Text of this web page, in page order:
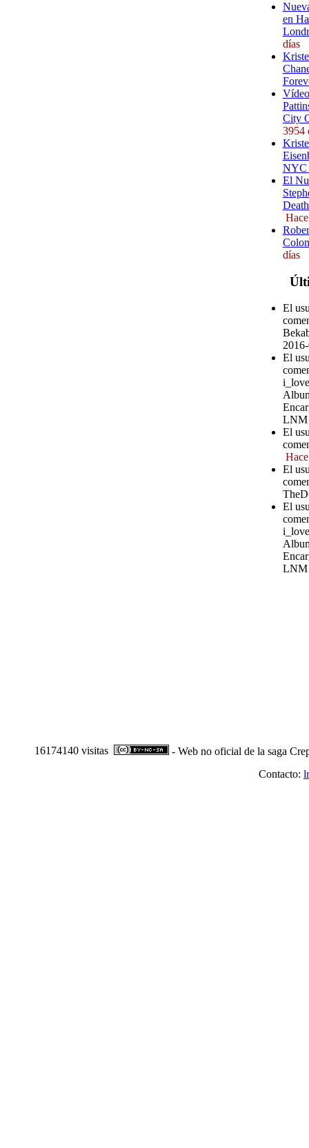
en
días
City
3954
NYC
El
días
El
El
LNM
El
El
El
LNM
16174140 visitas
- Web no oficial de la saga
Contacto: